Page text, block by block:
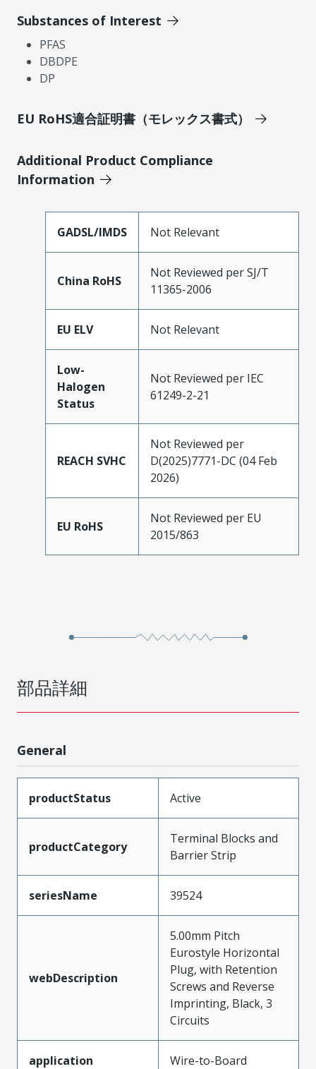
Substances of Interest
PFAS
DBDPE
DP
EU RoHS適合証明書（モレックス書式）
Additional Product Compliance
Information
GADSL/IMDS Not Relevant
China RoHS
Not Reviewed per SJ/T
11365-2006
EU ELV Not Relevant
Low-
Halogen
Status
Not Reviewed per IEC
61249-2-21
REACH SVHC
Not Reviewed per
D(2025)7771-DC (04 Feb
2026)
EU RoHS
Not Reviewed per EU
2015/863
部品詳細
General
productStatus Active
productCategory
Terminal Blocks and
Barrier Strip
seriesName 39524
webDescription
5.00mm Pitch
Eurostyle Horizontal
Plug, with Retention
Screws and Reverse
Imprinting, Black, 3
Circuits
application Wire-to-Board